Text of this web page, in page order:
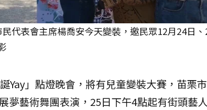
代表會主席楊喬安今天變裝，邀民眾12月24日
Yay」點燈晚會，將有兒童變裝大賽，苗栗
夢藝術舞團表演，25日下午4點起有街頭藝